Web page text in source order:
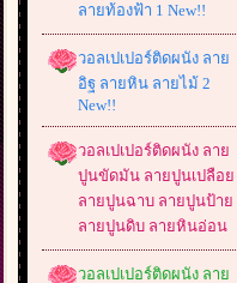
ลายท้องฟ้า 1 New!!
วอลเปเปอร์ติดผนัง ลาย
อิฐ ลายหิน ลายไม้ 2
New!!
วอลเปเปอร์ติดผนัง ลาย
ปูนขัดมัน ลายปูนเปลือย
ลายปูนฉาบ ลายปูนป้าย
ลายปูนดิบ ลายหินอ่อน
วอลเปเปอร์ติดผนัง ลาย